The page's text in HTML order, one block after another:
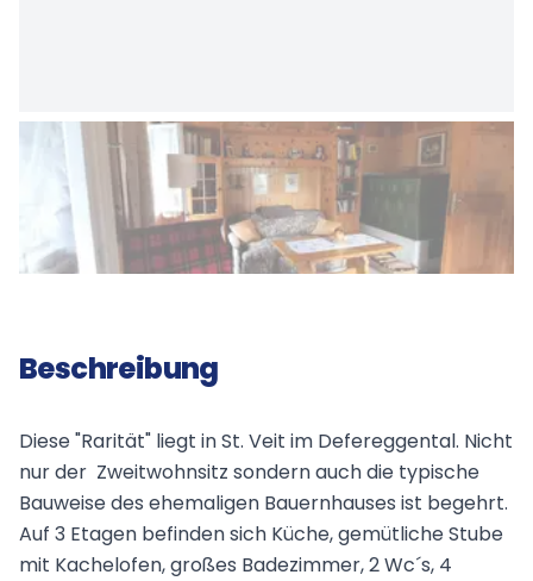
Beschreibung
Diese "Rarität" liegt in St. Veit im Defereggental. Nicht
nur der Zweitwohnsitz sondern auch die typische
Bauweise des ehemaligen Bauernhauses ist begehrt.
Auf 3 Etagen befinden sich Küche, gemütliche Stube
mit Kachelofen, großes Badezimmer, 2 Wc´s, 4